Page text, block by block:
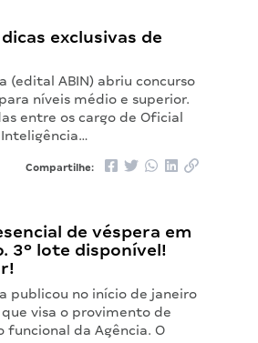
exclusivas de
(edital ABIN) abriu concurso
níveis médio e superior.
entre os cargo de Oficial
Compartilhe:
de véspera em
3º lote disponível!
publicou no início de janeiro
visa o provimento de
funcional da Agência. O